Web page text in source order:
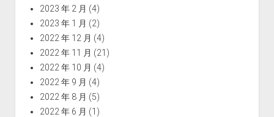
2023 年 2 月 (4)
2023 年 1 月 (2)
2022 年 12 月 (4)
2022 年 11 月 (21)
2022 年 10 月 (4)
2022 年 9 月 (4)
2022 年 8 月 (5)
2022 年 6 月 (1)